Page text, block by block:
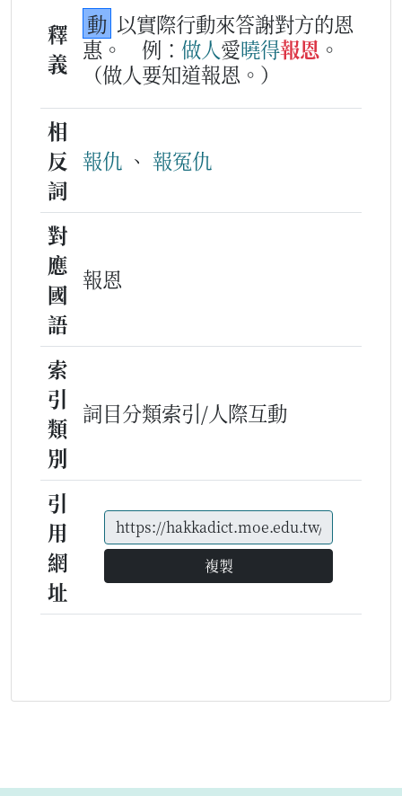
釋
義
動 以實際行動來答謝對方的恩
惠。
例： 做人愛曉得報恩 。
（做人要知道報恩。）
相
反
詞
報仇 、 報冤仇
對
應
國
語
報恩
索
引
類
別
詞目分類索引/人際互動
引
用
網
址
複製